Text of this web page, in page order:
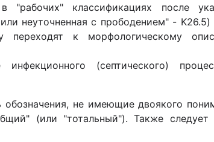
"рабочих" классификациях после
неуточненная с прободением" - K26.5)
к морфологическому
(септического)
обозначения, не имеющие двоякого
(или "тотальный"). Также следует